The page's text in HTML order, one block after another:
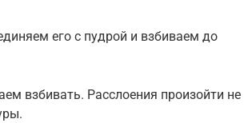
его с пудрой и взбиваем до
взбивать. Расслоения произойти не